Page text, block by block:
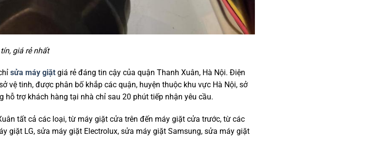
giá rẻ nhất
sửa máy giặt giá rẻ đáng tin cậy của quận Thanh Xuân, Hà Nội. Điện
vệ tinh, được phân bố khắp các quận, huyện thuộc khu vực Hà Nội, sở
trợ khách hàng tại nhà chỉ sau 20 phút tiếp nhận yêu cầu.
tất cả các loại, từ máy giặt cửa trên đến máy giặt cửa trước, từ các
giặt LG, sửa máy giặt Electrolux, sửa máy giặt Samsung, sửa máy giặt